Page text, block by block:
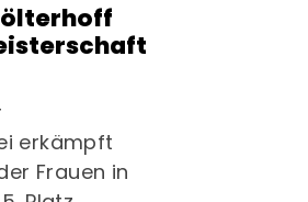
erkämpft
Frauen in